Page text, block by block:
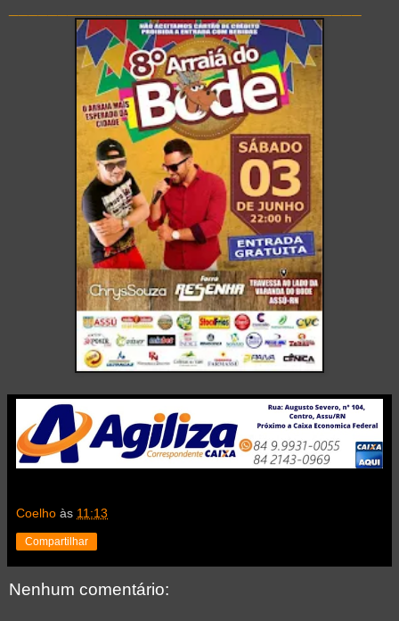
Coelho às 11:13
Compartilhar
Nenhum comentário: